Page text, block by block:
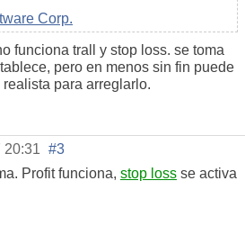
Corp.
funciona trall y stop loss. se toma
pero en menos sin fin puede
para arreglarlo.
20:31 #3
Profit funciona, stop loss se activa